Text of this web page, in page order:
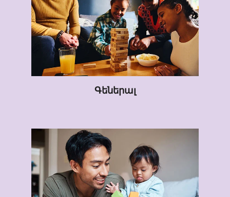
Գեներալ